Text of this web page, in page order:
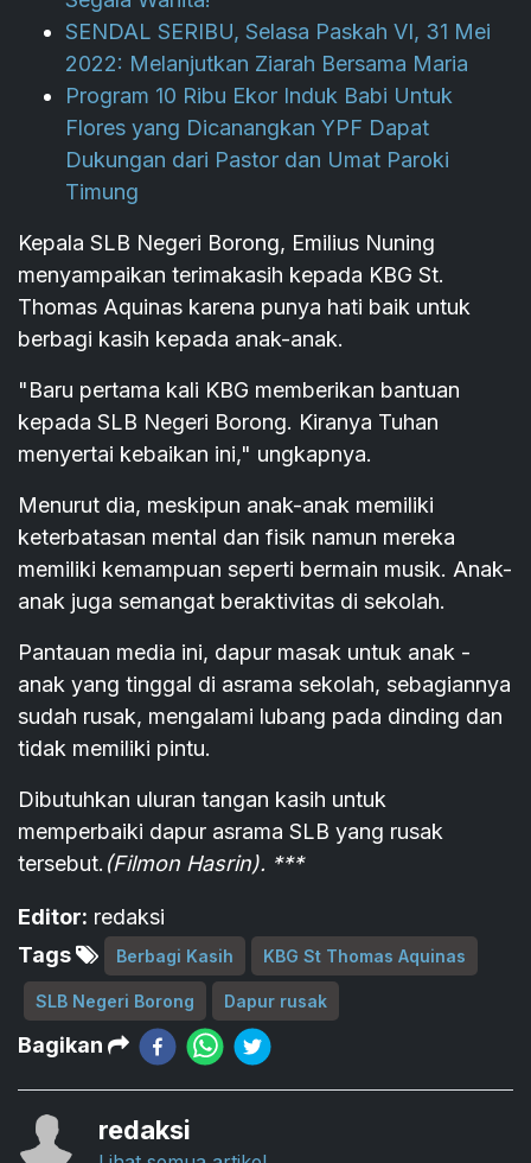
SENDAL SERIBU, Selasa Paskah VI, 31 Mei
2022: Melanjutkan Ziarah Bersama Maria
Program 10 Ribu Ekor Induk Babi Untuk
Flores yang Dicanangkan YPF Dapat
Dukungan dari Pastor dan Umat Paroki
Timung
Kepala SLB Negeri Borong, Emilius Nuning
menyampaikan terimakasih kepada KBG St.
Thomas Aquinas karena punya hati baik untuk
berbagi kasih kepada anak-anak.
"Baru pertama kali KBG memberikan bantuan
kepada SLB Negeri Borong. Kiranya Tuhan
menyertai kebaikan ini," ungkapnya.
Menurut dia, meskipun anak-anak memiliki
keterbatasan mental dan fisik namun mereka
memiliki kemampuan seperti bermain musik. Anak-
anak juga semangat beraktivitas di sekolah.
Pantauan media ini, dapur masak untuk anak -
anak yang tinggal di asrama sekolah, sebagiannya
sudah rusak, mengalami lubang pada dinding dan
tidak memiliki pintu.
Dibutuhkan uluran tangan kasih untuk
memperbaiki dapur asrama SLB yang rusak
tersebut. (Filmon Hasrin). ***
Editor: redaksi
Tags
Berbagi Kasih KBG St Thomas Aquinas
SLB Negeri Borong Dapur rusak
Bagikan
redaksi